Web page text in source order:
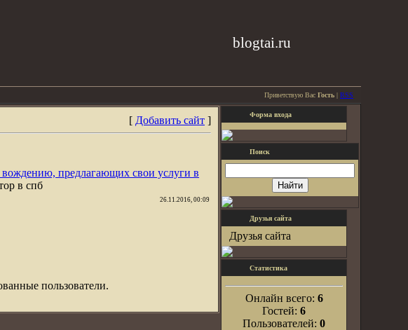
blogtai.ru
Приветствую Вас Гость | RSS
[ Добавить сайт ]
вождению, предлагающих свои услуги в
в спб
26.11.2016, 00:09
пользователи.
Форма входа
Поиск
Друзья сайта
Друзья сайта
Статистика
Онлайн всего: 6
Гостей: 6
Пользователей: 0